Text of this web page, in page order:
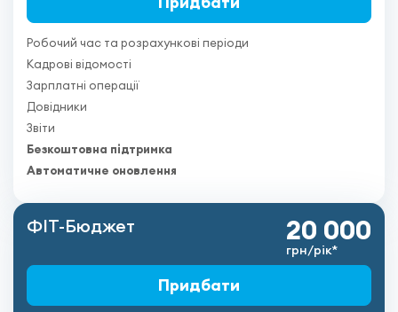
Робочий час та розрахункові періоди
Кадрові відомості
Зарплатні операції
Довідники
Звіти
Безкоштовна підтримка
Автоматичне оновлення
ФІТ-Бюджет 20 000
грн/рік*
Придбати